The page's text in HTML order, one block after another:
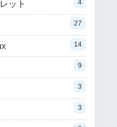
ット 4
27
14
9
3
3